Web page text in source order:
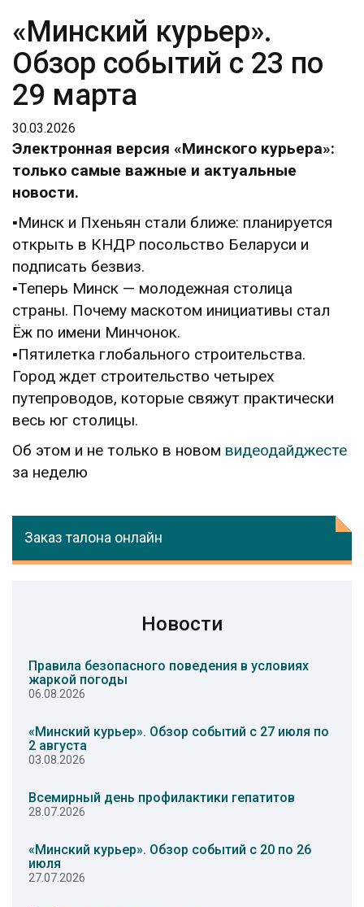
«Минский курьер».
Обзор событий с 23 по
29 марта
30.03.2026
Электронная версия «Минского курьера»:
только самые важные и актуальные
новости.
▪️Минск и Пхеньян стали ближе: планируется
открыть в КНДР посольство Беларуси и
подписать безвиз.
▪️Теперь Минск — молодежная столица
страны. Почему маскотом инициативы стал
Ёж по имени Минчонок.
▪️Пятилетка глобального строительства.
Город ждет строительство четырех
путепроводов, которые свяжут практически
весь юг столицы.
Об этом и не только в новом видеодайджесте
за неделю
Заказ талона онлайн
Новости
Правила безопасного поведения в условиях
жаркой погоды
06.08.2026
«Минский курьер». Обзор событий с 27 июля по
2 августа
03.08.2026
Всемирный день профилактики гепатитов
28.07.2026
«Минский курьер». Обзор событий с 20 по 26
июля
27.07.2026